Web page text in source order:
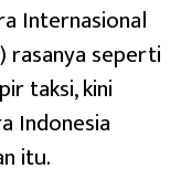
Internasional
rasanya seperti
taksi, kini
Indonesia
itu.